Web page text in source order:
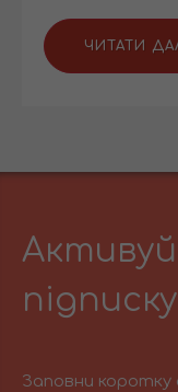
ЧИТАТИ
Заповни коротку